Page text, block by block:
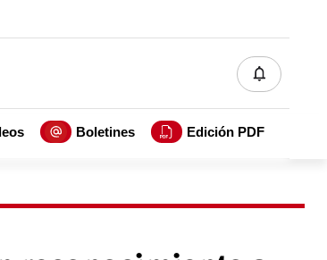
Boletines Edición PDF